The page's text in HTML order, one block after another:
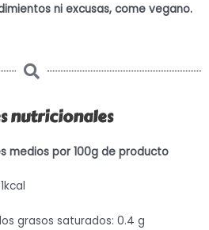
ni excusas, come vegano.
nutricionales
medios por 100g de producto
grasos saturados: 0.4 g